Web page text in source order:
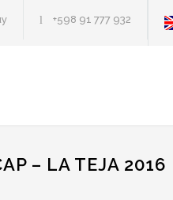
+598 91 777 932
– LA TEJA 2016